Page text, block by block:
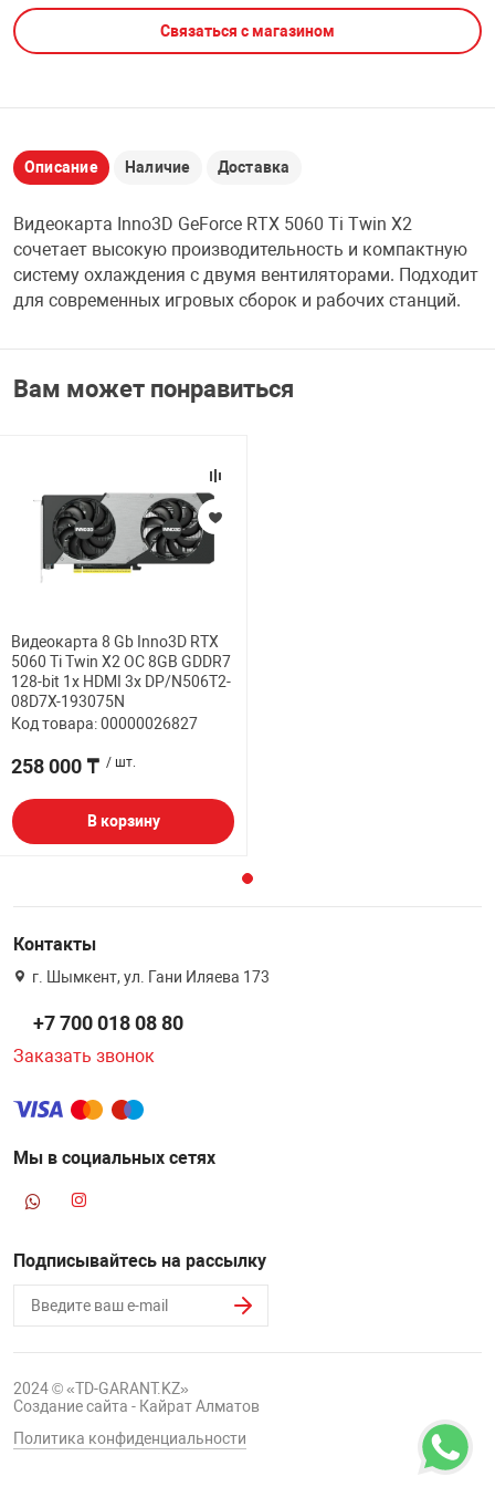
PCI АДАПТЕРЫ
USB
НАБОР ДЛЯ
CD-DVD ДИСКИ
ЛЕНТА ДЛЯ
ДОМА
ТЕХНИКА
Связаться с магазином
Описание Наличие Доставка
Видеокарта Inno3D GeForce RTX 5060 Ti Twin X2
сочетает высокую производительность и компактную
систему охлаждения с двумя вентиляторами. Подходит
для современных игровых сборок и рабочих станций.
Вам может понравиться
Видеокарта 8 Gb Inno3D RTX
5060 Ti Twin X2 OC 8GB GDDR7
128-bit 1x HDMI 3x DP/N506T2-
08D7X-193075N
Код товара: 00000026827
258 000 ₸ / шт.
В корзину
Контакты
г. Шымкент, ул. Гани Иляева 173
+7 700 018 08 80
Заказать звонок
Мы в социальных сетях
Подписывайтесь на рассылку
2024 © «TD-GARANT.KZ»
Создание сайта - Кайрат Алматов
Политика конфиденциальности